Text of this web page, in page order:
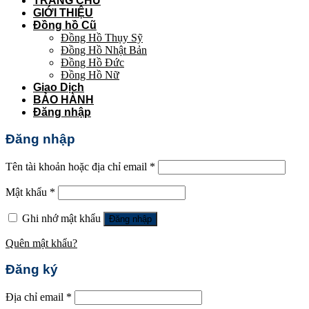
GIỚI THIỆU
Đồng hồ Cũ
Đồng Hồ Thụy Sỹ
Đồng Hồ Nhật Bản
Đồng Hồ Đức
Đồng Hồ Nữ
Giao Dịch
BẢO HÀNH
Đăng nhập
Đăng nhập
Tên tài khoản hoặc địa chỉ email *
Mật khẩu *
Ghi nhớ mật khẩu Đăng nhập
Quên mật khẩu?
Đăng ký
Địa chỉ email *